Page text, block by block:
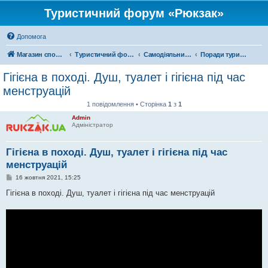
Туристичний форум «Рюкзак»
Допомога
Магазин спорядження Туристичний форум «Рюкзак» Самодіяльний туризм Поради туристам
Гігієна в поході. Душ, туалет і гігієна під час
менструацій
1 повідомлення • Сторінка 1 з 1
Admin
Адміністратор
Гігієна в поході. Душ, туалет і гігієна під час
менструацій
П
в
16 жовтня 2021, 15:25
Гігієна в поході. Душ, туалет і гігієна під час менструацій